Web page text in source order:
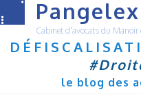
Pangelex
Cabinet d'avocats du Manoir
le blog des